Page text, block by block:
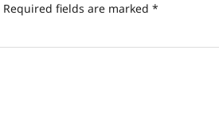
Required fields are marked *